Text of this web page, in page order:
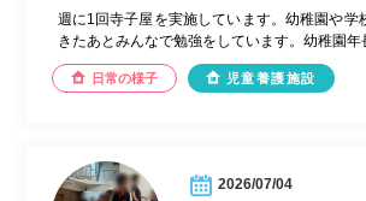
週に1回寺子屋を実施しています。幼稚園や学
きたあとみんなで勉強をしています。幼稚園年
日常の様子 児童養護施設
2026/07/04